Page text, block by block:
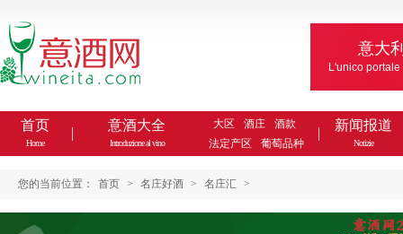
意大
L'unico
首页
Home
意酒大全
Introduzione al vino
大区 酒庄
酒款
法定产区
葡萄品种
新闻报道
Notizie
您的当前位置： 首页 > 名庄好酒 > 名庄汇 >